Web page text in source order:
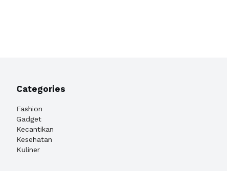
Categories
Fashion
Gadget
Kecantikan
Kesehatan
Kuliner